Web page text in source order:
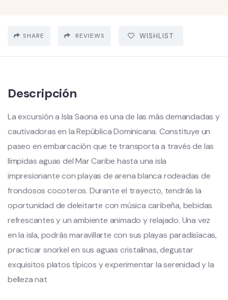
SHARE REVIEWS WISHLIST
Descripción
La excursión a Isla Saona es una de las más demandadas y
cautivadoras en la República Dominicana. Constituye un
paseo en embarcación que te transporta a través de las
límpidas aguas del Mar Caribe hasta una isla
impresionante con playas de arena blanca rodeadas de
frondosos cocoteros. Durante el trayecto, tendrás la
oportunidad de deleitarte con música caribeña, bebidas
refrescantes y un ambiente animado y relajado. Una vez
en la isla, podrás maravillarte con sus playas paradisíacas,
practicar snorkel en sus aguas cristalinas, degustar
exquisitos platos típicos y experimentar la serenidad y la
belleza nat